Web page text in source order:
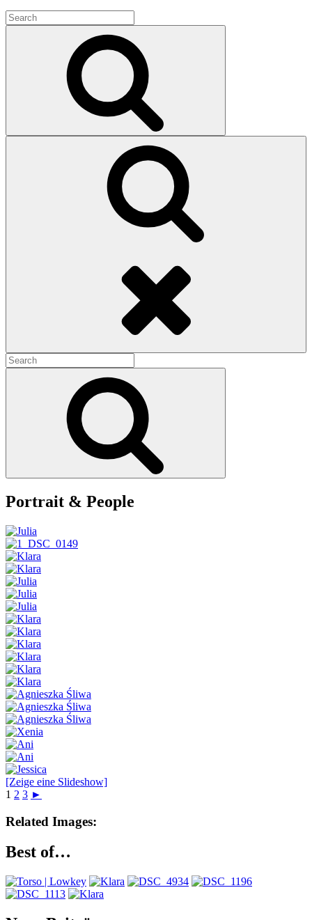
Search
for:
Search
for:
Portrait & People
[Zeige eine Slideshow]
1 2 3 ►
Related Images:
Best of…